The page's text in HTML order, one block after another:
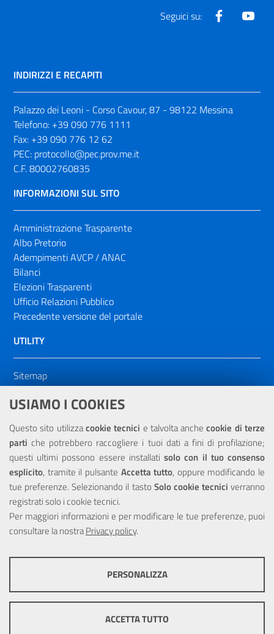
USIAMO I COOKIES
Questo sito utilizzacookie tecnici e talvolta anchecookie di terze
parti che potrebbero raccogliere i tuoi dati a fini di profilazione;
questi ultimi possono essere installatisolo con il tuo consenso
esplicito, tramite il pulsante Accetta tutto, oppure modificando le
tue preferenze. Selezionando il tasto Solo cookie tecnici verranno
registrati solo i cookie tecnici.
Per maggiori informazioni e per modificare le tue preferenze, puoi
consultare la nostraPrivacy policy.
ottimale per ogni utente. Essi non raccolgono i tuoi dati e le tue
PERSONALIZZA
ACCETTA TUTTO
Seguici su: Facebook
INDIRIZZI E RECAPITI
Palazzo dei Leoni - Corso Cavour, 87 - 98122 Messina
Telefono: +39 090 776 1111
Fax: +39 090 776 12 62
PEC: protocollo@pec.prov.me.it
C.F. 80002760835
INFORMAZIONI SUL SITO
Amministrazione Trasparente
Albo Pretorio
Adempimenti AVCP / ANAC
Bilanci
Elezioni Trasparenti
Ufficio Relazioni Pubblico
Precedente versione del portale
UTILITY
Sitemap
Dichiarazione di accessibilità
NOTE LEGALI
Privacy
Portale realizzato con la partecipazione finanziaria dell'Unione
Europea tramite i fondi del POR Sicilia 2000/2006 Misura 6.05 -